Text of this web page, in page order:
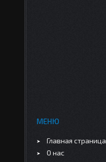
МЕНЮ
Главная страница
О нас